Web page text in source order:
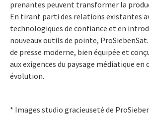
prenantes peuvent transformer la
En tirant parti des relations existantes
technologiques de confiance et en
nouveaux outils de pointe,
de presse moderne, bien équipée et
aux exigences du paysage médiatique en
évolution.
* Images studio gracieuseté de